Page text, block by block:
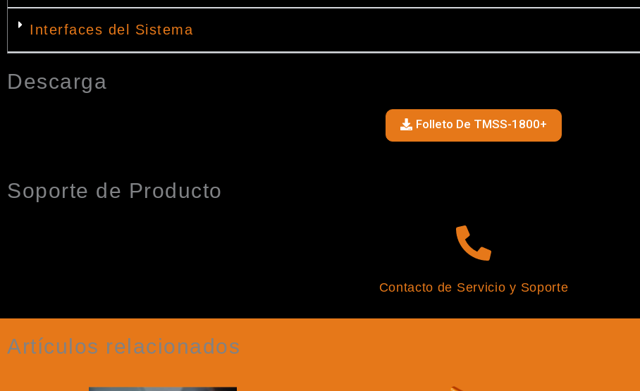
Interfaces del Sistema
Descarga
Folleto De TMSS-1800+
Soporte de Producto
Contacto de Servicio y Soporte
Artículos relacionados